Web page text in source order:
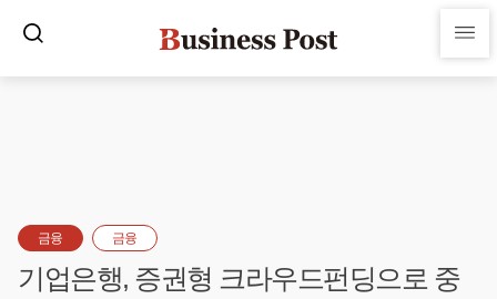
금융 금융
기업은행, 증권형 크라우드펀딩으로 중